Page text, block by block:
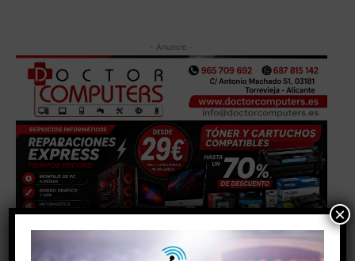
- Anuncio -
×